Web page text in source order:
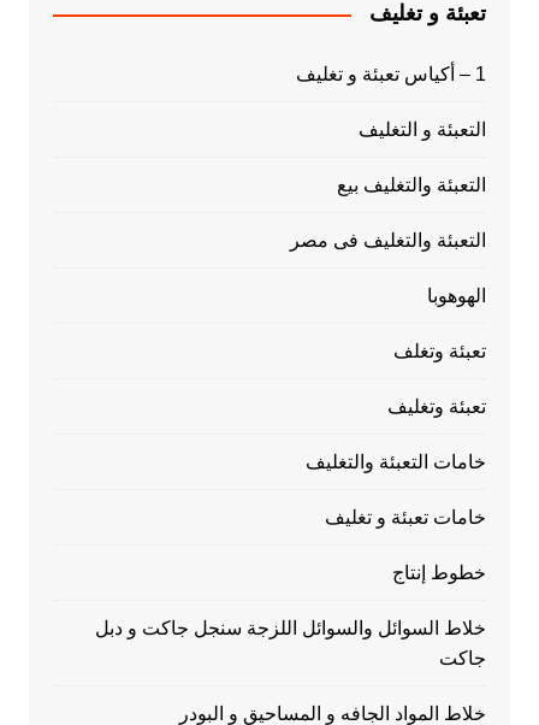
تعبئة و تغليف
1 – أكياس تعبئة و تغليف
التعبئة و التغليف
التعبئة والتغليف بيع
التعبئة والتغليف فى مصر
الهوهوبا
تعبئة وتغلف
تعبئة وتغليف
خامات التعبئة والتغليف
خامات تعبئة و تغليف
خطوط إنتاج
خلاط السوائل والسوائل اللزجة سنجل جاكت و دبل
جاكت
خلاط المواد الجافه و المساحيق و البودر